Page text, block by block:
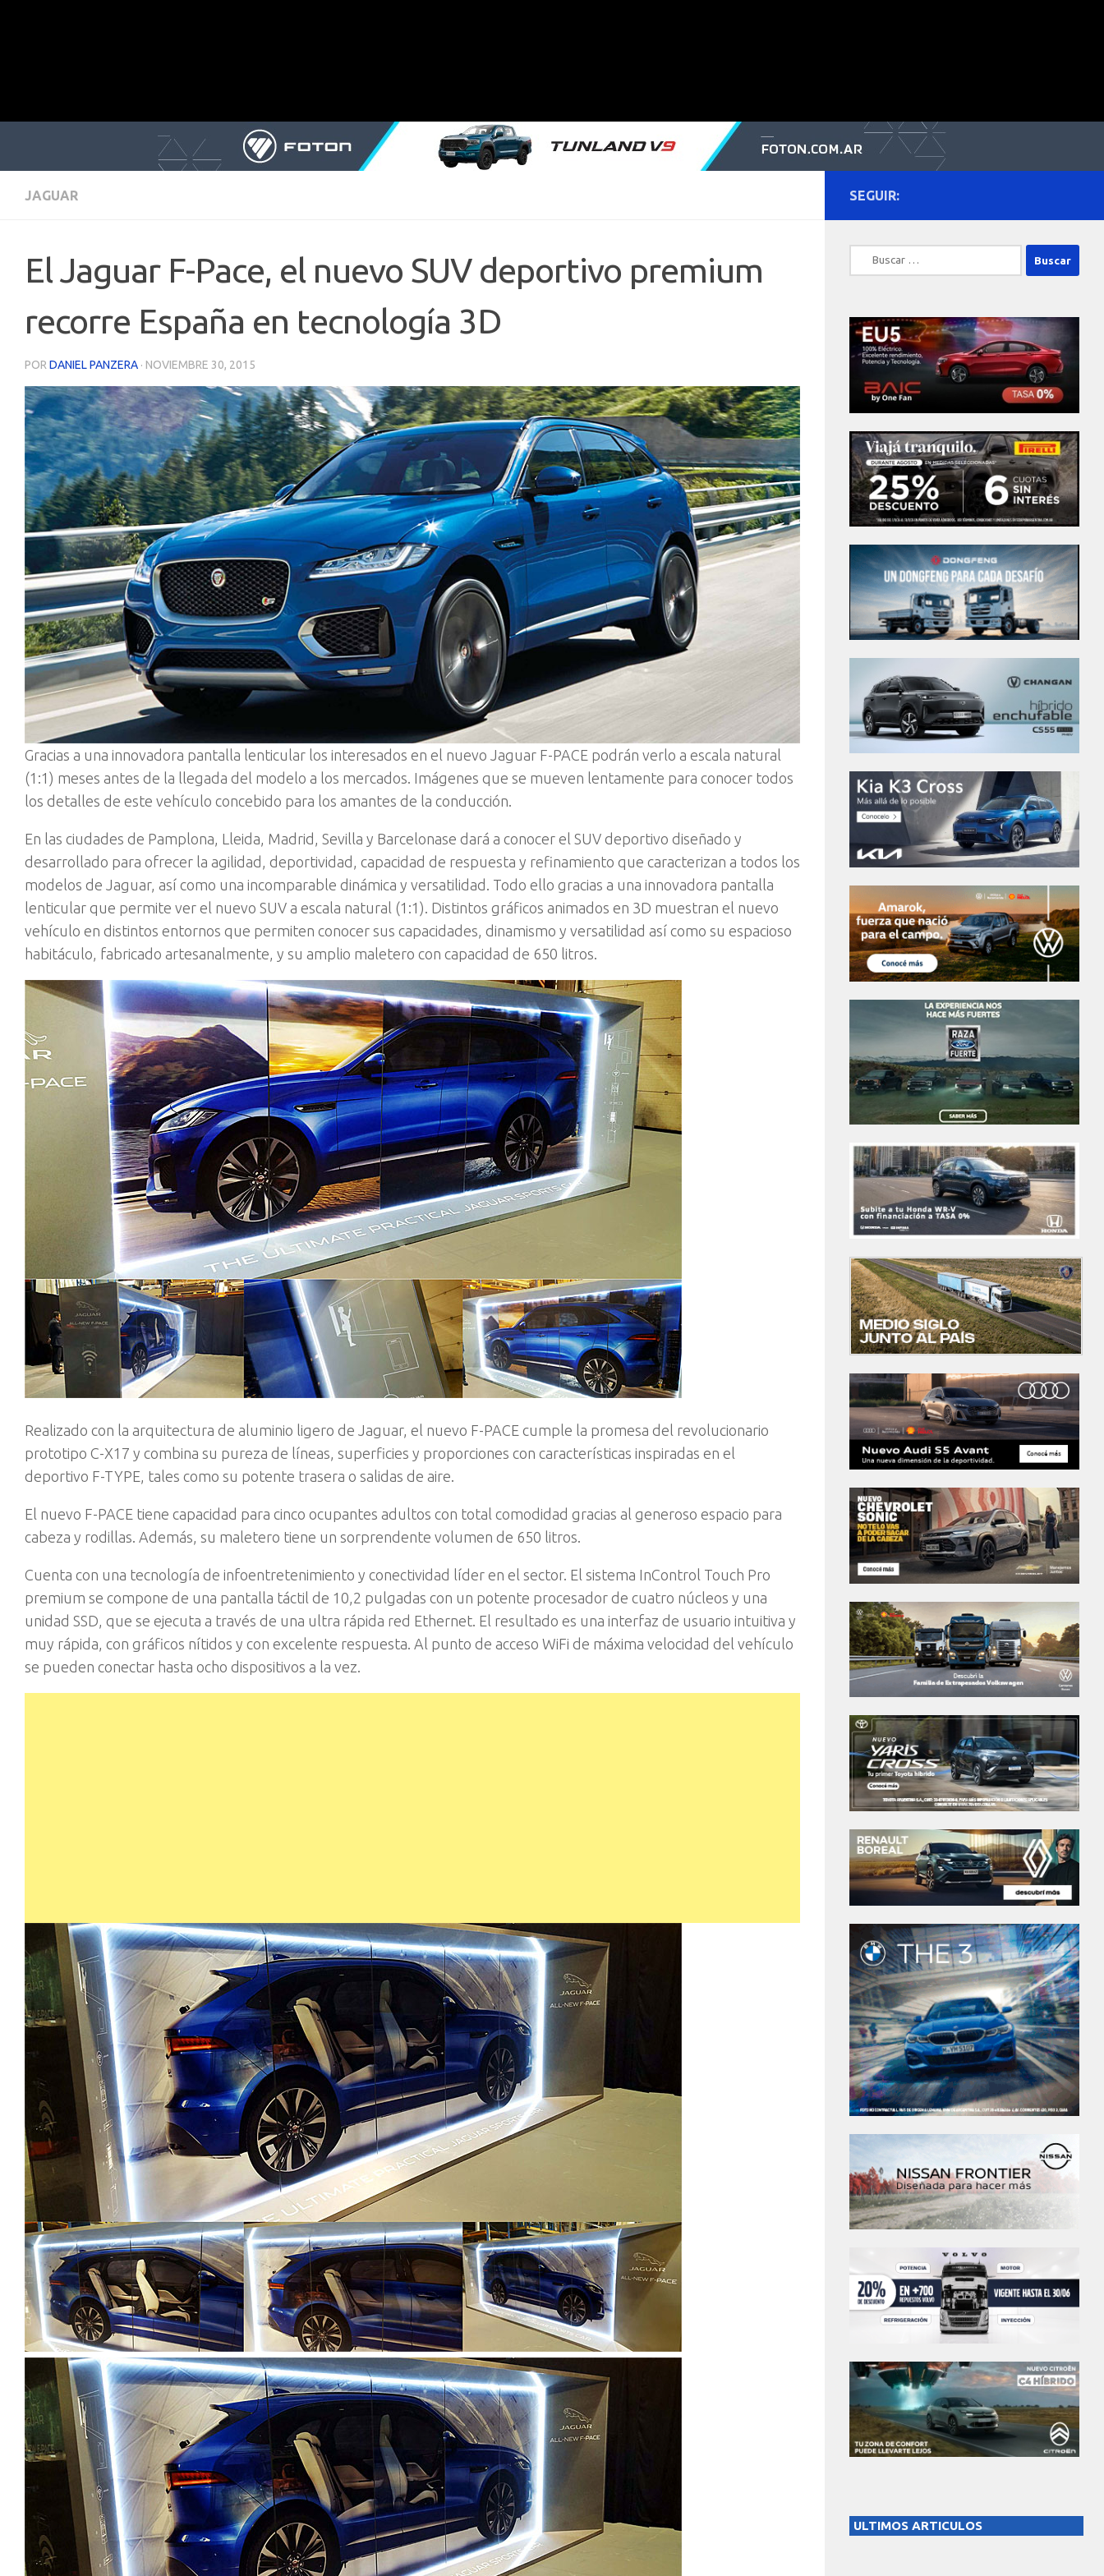
JAGUAR
El Jaguar F-Pace, el nuevo SUV deportivo premium
recorre España en tecnología 3D
POR DANIEL PANZERA · NOVIEMBRE 30, 2015
Gracias a una innovadora pantalla lenticular los interesados en el nuevo Jaguar F-PACE podrán verlo a escala natural
(1:1) meses antes de la llegada del modelo a los mercados. Imágenes que se mueven lentamente para conocer todos
los detalles de este vehículo concebido para los amantes de la conducción.
En las ciudades de Pamplona, Lleida, Madrid, Sevilla y Barcelonase dará a conocer el SUV deportivo diseñado y
desarrollado para ofrecer la agilidad, deportividad, capacidad de respuesta y refinamiento que caracterizan a todos los
modelos de Jaguar, así como una incomparable dinámica y versatilidad. Todo ello gracias a una innovadora pantalla
lenticular que permite ver el nuevo SUV a escala natural (1:1). Distintos gráficos animados en 3D muestran el nuevo
vehículo en distintos entornos que permiten conocer sus capacidades, dinamismo y versatilidad así como su espacioso
habitáculo, fabricado artesanalmente, y su amplio maletero con capacidad de 650 litros.
Realizado con la arquitectura de aluminio ligero de Jaguar, el nuevo F-PACE cumple la promesa del revolucionario
prototipo C-X17 y combina su pureza de líneas, superficies y proporciones con características inspiradas en el
deportivo F-TYPE, tales como su potente trasera o salidas de aire.
El nuevo F-PACE tiene capacidad para cinco ocupantes adultos con total comodidad gracias al generoso espacio para
cabeza y rodillas. Además, su maletero tiene un sorprendente volumen de 650 litros.
Cuenta con una tecnología de infoentretenimiento y conectividad líder en el sector. El sistema InControl Touch Pro
premium se compone de una pantalla táctil de 10,2 pulgadas con un potente procesador de cuatro núcleos y una
unidad SSD, que se ejecuta a través de una ultra rápida red Ethernet. El resultado es una interfaz de usuario intuitiva y
muy rápida, con gráficos nítidos y con excelente respuesta. Al punto de acceso WiFi de máxima velocidad del vehículo
se pueden conectar hasta ocho dispositivos a la vez.
SEGUIR:
Buscar:
ULTIMOS ARTICULOS